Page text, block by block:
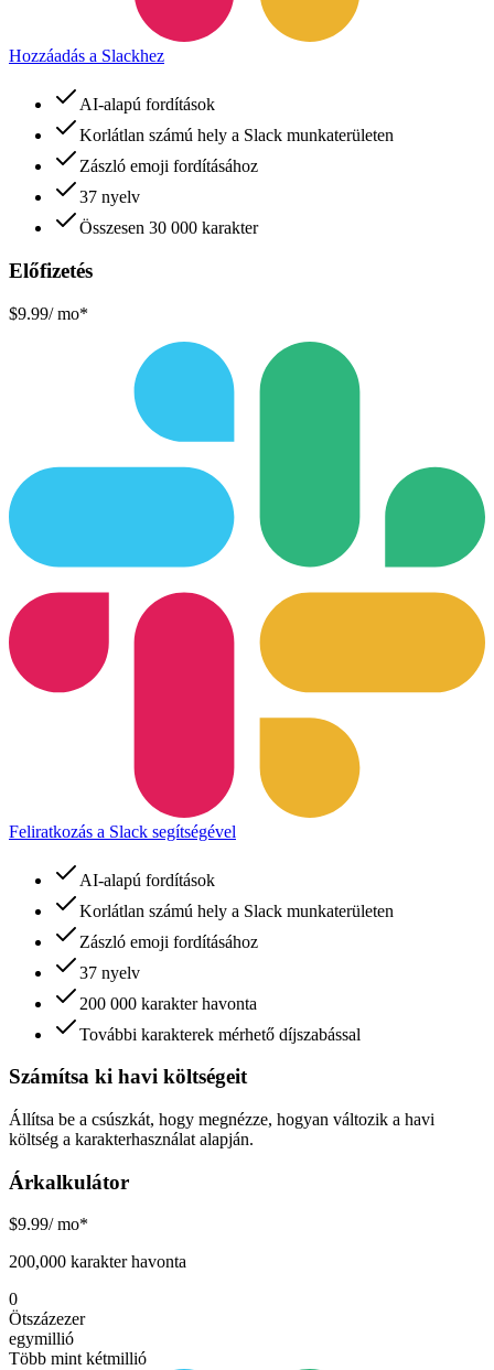
Hozzáadás a Slackhez
AI-alapú fordítások
Korlátlan számú hely a Slack munkaterületen
Zászló emoji fordításához
37 nyelv
Összesen 30 000 karakter
Előfizetés
$9.99/ mo*
Feliratkozás a Slack segítségével
AI-alapú fordítások
Korlátlan számú hely a Slack munkaterületen
Zászló emoji fordításához
37 nyelv
200 000 karakter havonta
További karakterek mérhető díjszabással
Számítsa ki havi költségeit
Állítsa be a csúszkát, hogy megnézze, hogyan változik a havi
költség a karakterhasználat alapján.
Árkalkulátor
$9.99/ mo*
200,000 karakter havonta
0
Ötszázezer
egymillió
Több mint kétmillió